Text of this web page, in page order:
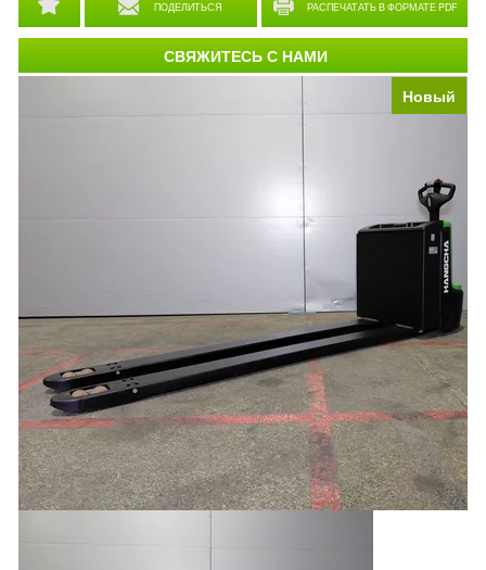
Новый
ПОДЕЛИТЬСЯ РАСПЕЧАТАТЬ В ФОРМАТЕ PDF
СВЯЖИТЕСЬ С НАМИ